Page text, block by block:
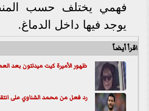
فهمي يختلف حسب
يوجد فيها داخل الدماغ.
اقرأ أيضاً
ظهور الأميرة كيت ميدلتون بعد
رد فعل من محمد الشناوي على انتقال